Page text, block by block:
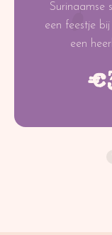
Surinaamse
een feestje
een